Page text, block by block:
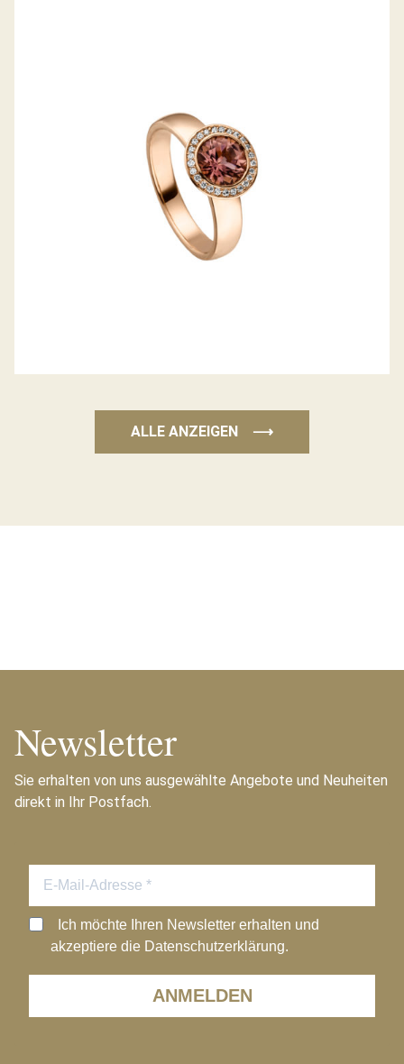
ALLE ANZEIGEN ⟶
Newsletter
Sie erhalten von uns ausgewählte Angebote und Neuheiten
direkt in Ihr Postfach.
ANMELDEN
Ich möchte Ihren Newsletter erhalten und
akzeptiere die Datenschutzerklärung.